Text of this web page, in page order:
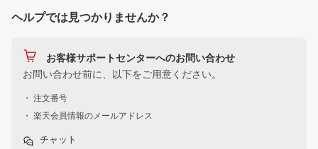
ヘルプでは見つかりませんか？
お客様サポートセンターへのお問い合わせ
お問い合わせ前に、以下をご用意ください。
・ 注文番号
・ 楽天会員情報のメールアドレス
チャット